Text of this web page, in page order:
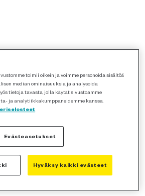
toimii oikein ja voimme personoida sisältöä
median ominaisuuksia ja analysoida
tietoja tavasta, jolla käytät sivustoamme
ja analytiikkakumppaneidemme kanssa.
Evästeasetukset
Hyväksy kaikki evästeet